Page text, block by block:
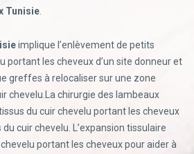
Tunisie
implique l’enlèvement de petits
portant les cheveux d’un site donneur et
greffes à relocaliser sur une zone
chevelu.La chirurgie des lambeaux
du cuir chevelu portant les cheveux
cuir chevelu. L’expansion tissulaire
portant les cheveux pour aider à